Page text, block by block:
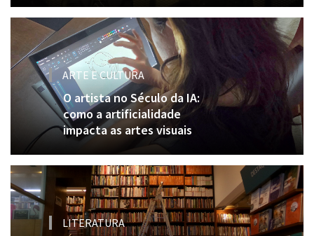
ARTE E CULTURA
O artista no Século da IA:
como a artificialidade
impacta as artes visuais
LITERATURA